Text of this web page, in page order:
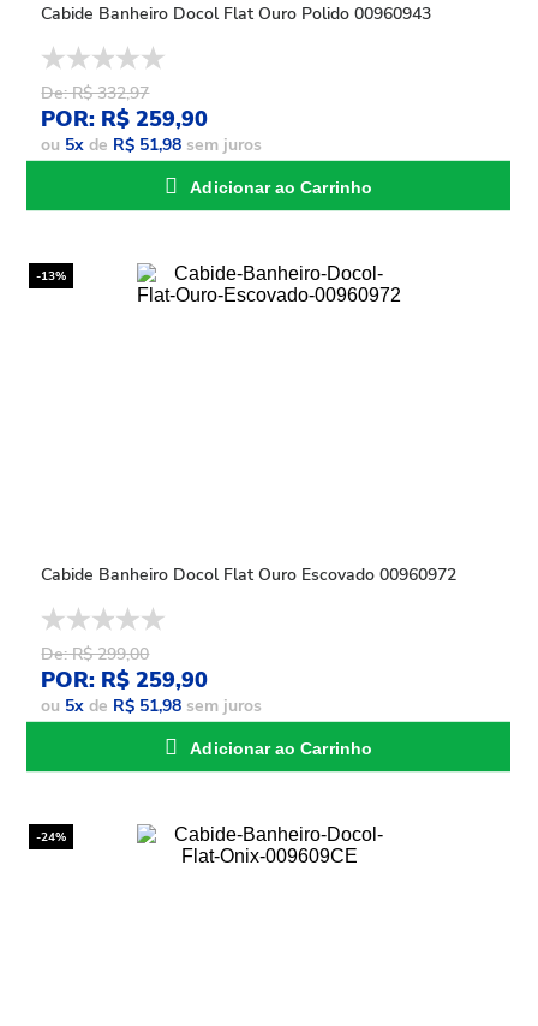
Cabide Banheiro Docol Flat Ouro Polido 00960943
De: R$ 332,97
POR: R$ 259,90
ou 5x de R$ 51,98 sem juros
Adicionar ao Carrinho
-13%
Cabide Banheiro Docol Flat Ouro Escovado 00960972
De: R$ 299,00
POR: R$ 259,90
ou 5x de R$ 51,98 sem juros
Adicionar ao Carrinho
-24%